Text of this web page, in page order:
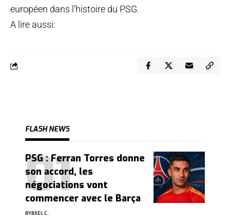
européen dans l’histoire du PSG.
A lire aussi:
FLASH NEWS
PSG : Ferran Torres donne
son accord, les
négociations vont
commencer avec le Barça
BYAXEL C.